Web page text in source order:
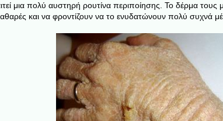
μια πολύ αυστηρή ρουτίνα περιποίησης. Το δέρμα τους
και να φροντίζουν να το ενυδατώνουν πολύ συχνά